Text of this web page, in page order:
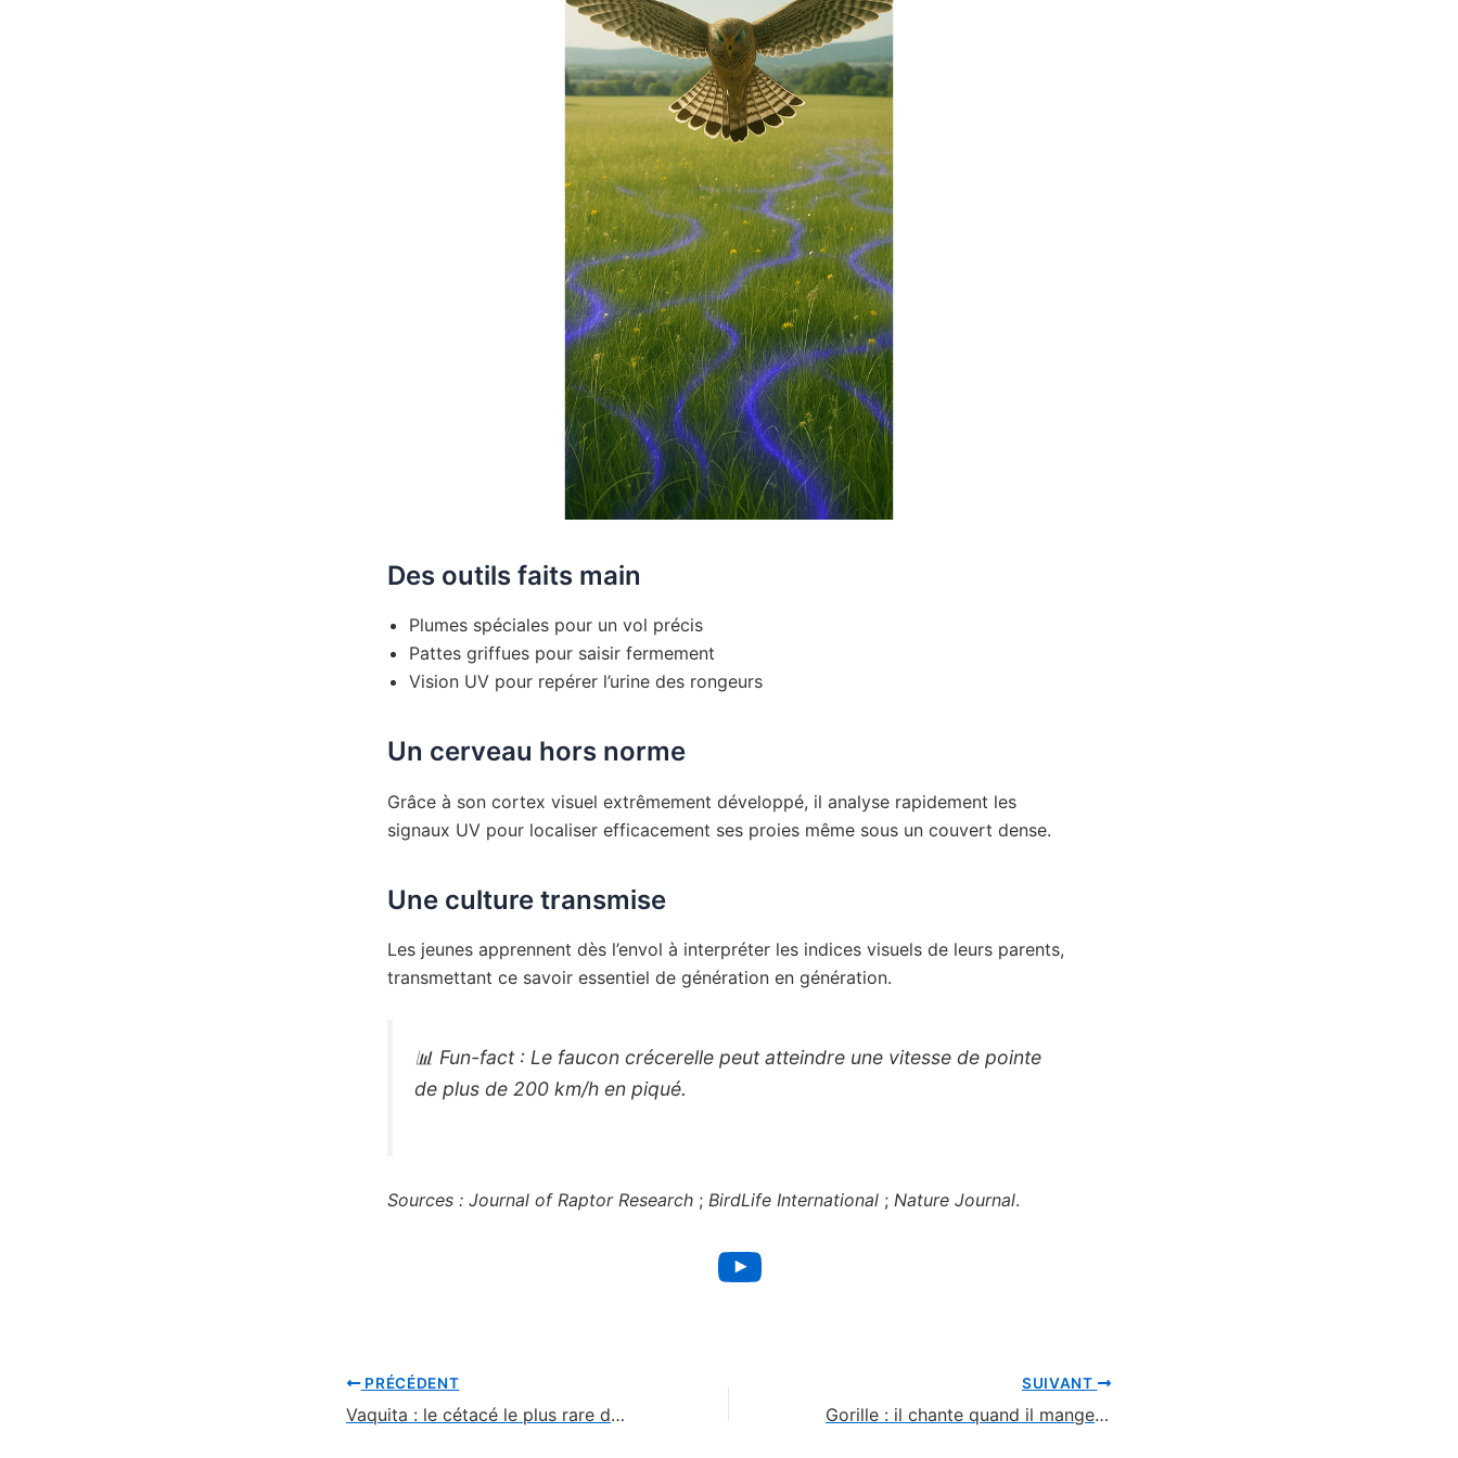
Des outils faits main
Plumes spéciales pour un vol précis
Pattes griffues pour saisir fermement
Vision UV pour repérer l’urine des rongeurs
Un cerveau hors norme
Grâce à son cortex visuel extrêmement développé, il analyse rapidement les
signaux UV pour localiser efficacement ses proies même sous un couvert dense.
Une culture transmise
Les jeunes apprennent dès l’envol à interpréter les indices visuels de leurs parents,
transmettant ce savoir essentiel de génération en génération.
📊 Fun-fact : Le faucon crécerelle peut atteindre une vitesse de pointe
de plus de 200 km/h en piqué.
Sources : Journal of Raptor Research ; BirdLife International ; Nature Journal.
YouTube
PRÉCÉDENT
Vaquita : le cétacé le plus rare du monde 🐬📉
SUIVANT
Gorille : il chante quand il mange 🦍🎶